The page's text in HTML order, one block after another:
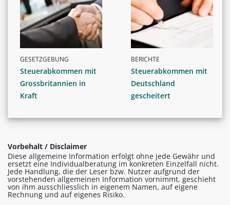
GESETZGEBUNG
Steuerabkommen mit
Grossbritannien in
Kraft
BERICHTE
Steuerabkommen mit
Deutschland
gescheitert
Vorbehalt / Disclaimer
Diese allgemeine Information erfolgt ohne jede Gewähr und
ersetzt eine Individualberatung im konkreten Einzelfall nicht.
Jede Handlung, die der Leser bzw. Nutzer aufgrund der
vorstehenden allgemeinen Information vornimmt, geschieht
von ihm ausschliesslich in eigenem Namen, auf eigene
Rechnung und auf eigenes Risiko.